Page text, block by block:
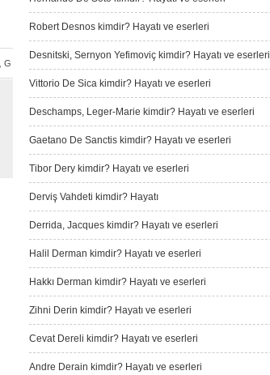
G
Robert Desnos kimdir? Hayatı ve eserleri
Desnitski, Sernyon Yefimoviç kimdir? Hayatı ve eserleri
Vittorio De Sica kimdir? Hayatı ve eserleri
Deschamps, Leger-Marie kimdir? Hayatı ve eserleri
Gaetano De Sanctis kimdir? Hayatı ve eserleri
Tibor Dery kimdir? Hayatı ve eserleri
Derviş Vah­deti kimdir? Hayatı
Derrida, Jacques kimdir? Hayatı ve eserleri
Halil Derman kimdir? Hayatı ve eserleri
Hakkı Derman kimdir? Hayatı ve eserleri
Zihni Derin kimdir? Hayatı ve eserleri
Cevat Dereli kimdir? Hayatı ve eserleri
Andre Derain kimdir? Hayatı ve eserleri